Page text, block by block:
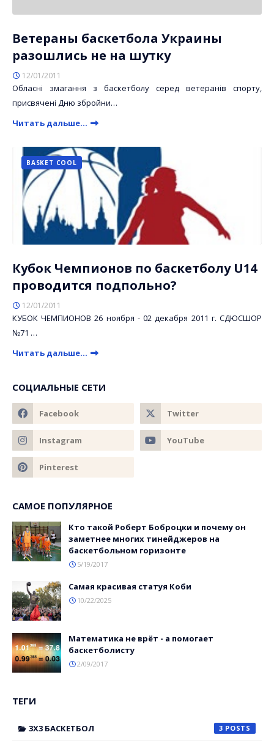
Ветераны баскетбола Украины
разошлись не на шутку
12/01/2011
Обласні змагання з баскетболу серед ветеранів спорту,
присвячені Дню збройни…
Читать дальше...
BASKET COOL
Кубок Чемпионов по баскетболу U14
проводится подпольно?
12/01/2011
КУБОК ЧЕМПИОНОВ 26 ноября - 02 декабря 2011 г. СДЮСШОР
№71 …
Читать дальше...
СОЦИАЛЬНЫЕ СЕТИ
САМОЕ ПОПУЛЯРНОЕ
Кто такой Роберт Боброцки и почему он
заметнее многих тинейджеров на
баскетбольном горизонте
5/19/2017
Самая красивая статуя Коби
10/22/2025
Математика не врёт - а помогает
баскетболисту
2/09/2017
ТЕГИ
3X3 БАСКЕТБОЛ 3